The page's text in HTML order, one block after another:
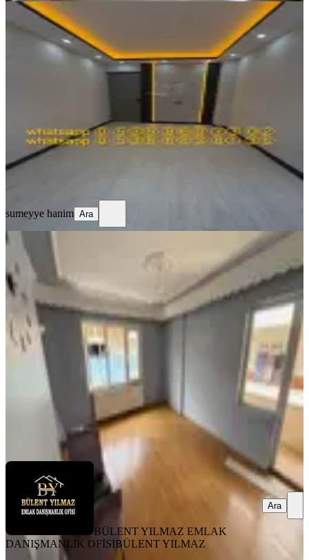
YENİ
Ev Sahibinden 2+1 (açıklamayı
Okuyunuz) Whatsapp:
O_5_3_6__8_6_0__7_3__0_2_
Sultangazi, Cebeci Mahallesi
120 m² 2. Kat· 09.08.2026
29.000 ₺
sumeyye hanim
sumeyye hanim Ara
Bülent Yılmazdan Kiralık 2+1
Balkonlu Arakat Daire
Sultangazi, Zübeyde Hanım Mahallesi
2+1·85 m²·3. Kat·08.08.2026
30.000 ₺
BÜLENT YILMAZ EMLAK DANIŞMANLIK OFİSİBÜLENT
BÜLENT YILMAZ EMLAK
DANIŞMANLIK OFİSİBÜLENT YILMAZ
Ara